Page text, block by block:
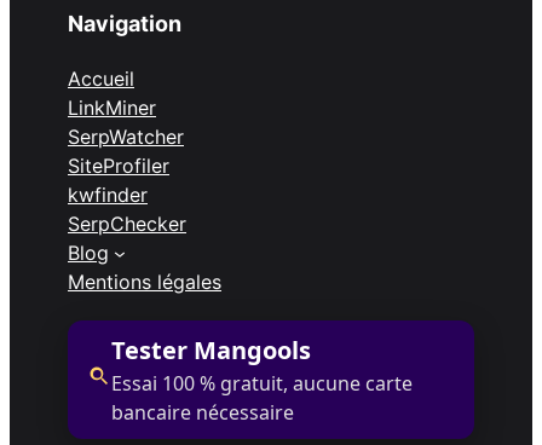
Navigation
Accueil
LinkMiner
SerpWatcher
SiteProfiler
kwfinder
SerpChecker
Blog
Mentions légales
Tester Mangools
Essai 100 % gratuit, aucune carte
bancaire nécessaire